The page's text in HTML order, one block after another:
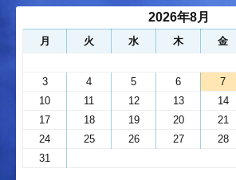
2026年8月
月 火 水 木 金
3
4 5 6 7
10
11 12 13 14
17
18 19 20 21
24
25 26 27 28
31